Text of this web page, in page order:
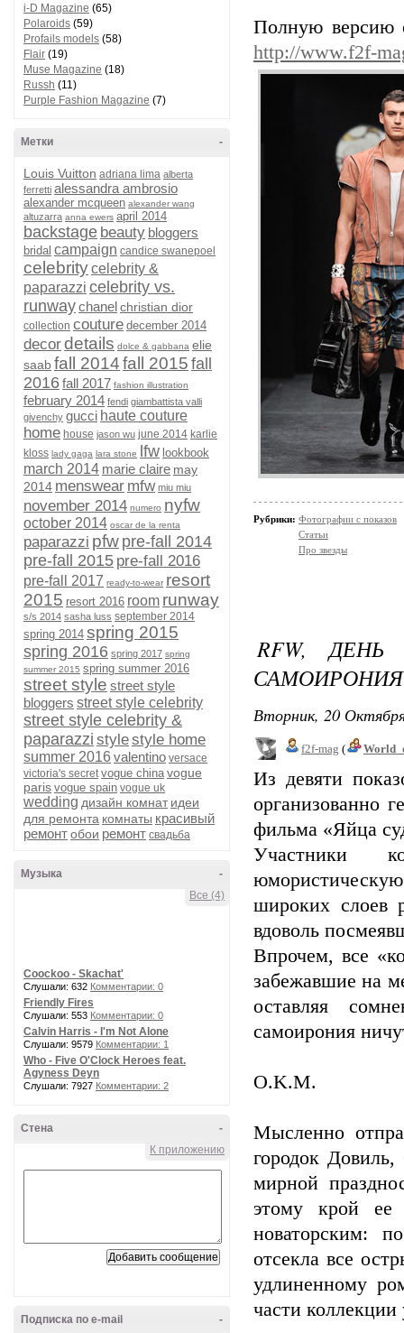
i-D Magazine (65)
Polaroids (59)
Profails models (58)
Flair (19)
Muse Magazine (18)
Russh (11)
Purple Fashion Magazine (7)
-
Метки
Louis Vuitton adriana lima alberta
ferretti alessandra ambrosio
alexander mcqueen alexander wang
altuzarra anna ewers april 2014
backstage beauty bloggers
bridal campaign candice swanepoel
celebritycelebrity &
paparazzi celebrity vs.
runwaychanelchristian dior
collection couture december 2014
decordetails dolce & gabbana elie
saabfall 2014fall 2015 fall
2016fall 2017 fashion illustration
february 2014 fendi giambattista valli
givenchy gucci haute couture
home house jason wu june 2014 karlie
kloss lady gaga lara stone lfw lookbook
march 2014 marie claire may
2014 menswear mfw miu miu
november 2014 numero nyfw
october 2014 oscar de la renta
paparazzi pfw pre-fall 2014
pre-fall 2015 pre-fall 2016
pre-fall 2017 ready-to-wear resort
2015 resort 2016 room runway
s/s 2014 sasha luss september 2014
spring 2014 spring 2015
spring 2016 spring 2017 spring
summer 2015 spring summer 2016
street style street style
bloggers street style celebrity
street style celebrity &
paparazzi stylestyle home
summer 2016 valentino versace
victoria's secret vogue china vogue
paris vogue spain vogue uk
wedding дизайн комнат идеи
для ремонта комнаты красивый
ремонтобои ремонт свадьба
-
Музыка
Все (4)
Coockoo - Skachat'
Слушали: 632 Комментарии: 0
Friendly Fires
Слушали: 553 Комментарии: 0
Calvin Harris - I'm Not Alone
Слушали: 9579 Комментарии: 1
Who - Five O'Clock Heroes feat.
Agyness Deyn
Слушали: 7927 Комментарии: 2
-
Стена
К приложению
-
Подписка по e-mail
Полную версию
http://www.f2f-
Рубрики: Фотографии с показов
Статьи
Про звезды
RFW,
САМОИРОНИЯ
Вторник, 20
f2f-mag (
Из девяти
организованно
фильма «Яйца
Участники
широких слоев
вдоволь
Впрочем, все
забежавшие на
оставляя
самоирония
O.K.M.
Мысленно
городок Довиль,
мирной
этому крой ее
новаторским:
отсекла все
удлиненному
части